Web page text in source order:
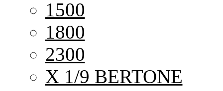
1500
1800
2300
X 1/9 BERTONE